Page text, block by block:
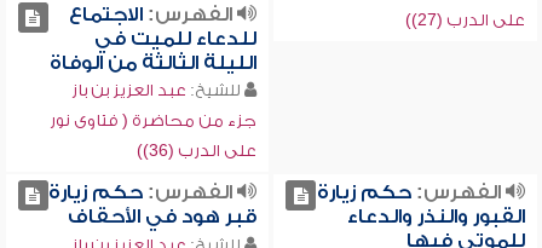
على الدرب (27))
الفهرس:الاجتماع
للدعاء للميت في
الليلة الثالثة من الوفاة
للشيخ: عبد العزيز بن باز
جزء من محاضرة ( فتاوى نور
على الدرب (36))
الفهرس:حكم زيارة
القبور والنذر والدعاء
للموتى فيها
الفهرس:حكم زيارة
قبر هود في الأحقاف